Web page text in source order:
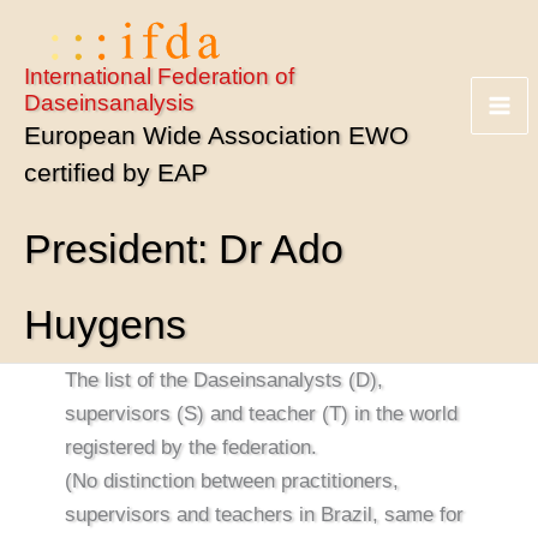
content
International Federation of
Daseinsanalysis
European Wide Association EWO
certified by EAP
President: Dr Ado
Huygens
The list of the Daseinsanalysts (D),
supervisors (S) and teacher (T) in the world
registered by the federation.
(No distinction between practitioners,
supervisors and teachers in Brazil, same for